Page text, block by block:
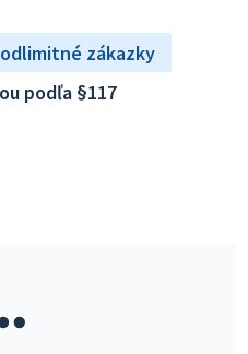
zákazky
podľa §117